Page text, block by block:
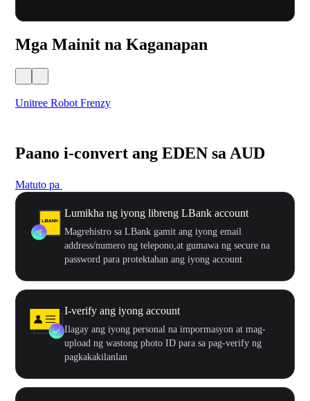
Mga Mainit na Kaganapan
Unitree Robot Frenzy
Paano i-convert ang EDEN sa AUD
Matuto pa
Lumikha ng iyong libreng LBank account
Magrehistro sa LBank gamit ang iyong email
address/numero ng telepono,at gumawa ng secure na
password para protektahan ang iyong account
I-verify ang iyong account
Ilagay ang iyong personal na impormasyon at mag-
upload ng wastong photo ID para sa pag-verify ng
pagkakakilanlan